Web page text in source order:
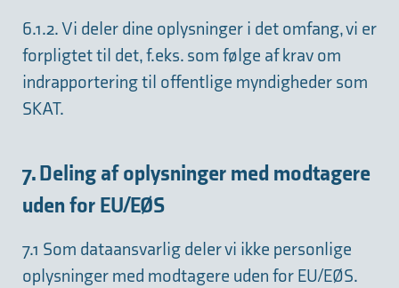
6.1.2. Vi deler dine oplysninger i det omfang, vi er
forpligtet til det, f.eks. som følge af krav om
indrapportering til offentlige myndigheder som
SKAT.
7. Deling af oplysninger med modtagere
uden for EU/EØS
7.1 Som dataansvarlig deler vi ikke personlige
oplysninger med modtagere uden for EU/EØS.